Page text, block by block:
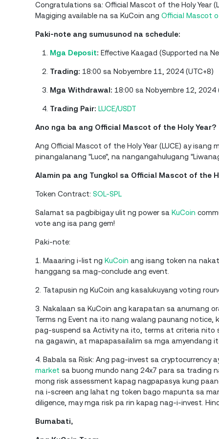
Congratulations sa: Official Mascot of the Holy Year
Magiging available na sa KuCoin ang Official Mascot
Paki-note ang sumusunod na schedule:
Mga Deposit: Effective Kaagad (Supported na
Trading: 18:00 sa Nobyembre 11, 2024 (UTC+8)
Mga Withdrawal: 18:00 sa Nobyembre 12, 2024
Trading Pair: LUCE/USDT
Ano nga ba ang Official Mascot of the Holy Year?
Ang Official Mascot of the Holy Year (LUCE) ay
pinangalanang "Luce", na nangangahulugang
Alamin pa ang Tungkol sa Official Mascot of the
Token Contract: SOL-SPL
Salamat sa pagbibigay ulit ng power sa KuCoin
vote ang isa pang gem!
Paki-note:
1. Maaaring i-list ng KuCoin ang isang token na
hanggang sa mag-conclude ang event.
2. Tatapusin ng KuCoin ang kasalukuyang voting
3. Nakalaan sa KuCoin ang karapatan sa anumang
Terms ng Event na ito nang walang paunang
pag-suspend sa Activity na ito, terms at criteria nito
na gagawin, at mapapasailalim sa mga amyendang
4. Babala sa Risk: Ang pag-invest sa cryptocurrency
market sa buong mundo nang 24x7 para sa trading
mong risk assessment kapag nagpapasya kung
na i-screen ang lahat ng token bago mapunta sa
diligence, may mga risk pa rin kapag nag-i-invest.
Bumabati,